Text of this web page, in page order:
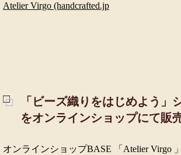
Atelier Virgo (handcrafted.jp
「ビーズ織りをはじめよう」
をオンラインショップにて販
オンラインショップBASE 「Atelier Virgo